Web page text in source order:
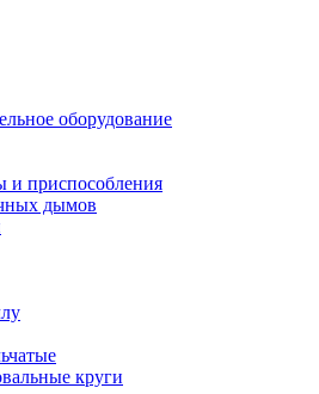
оборудование
и приспособления
дымов
круги